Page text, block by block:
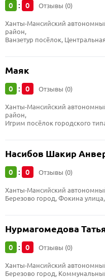
0 : 0 Отзывы (0)
Ханты-Мансийский
район,
Ванзетур посёлок,
Маяк
0 : 0 Отзывы (0)
Ханты-Мансийский
район,
Игрим посёлок городского
Насибов Шакир
0 : 0 Отзывы (0)
Ханты-Мансийский
Березово город, Фокина
Нурмагомедова
0 : 0 Отзывы (0)
Ханты-Мансийский
Березово город,